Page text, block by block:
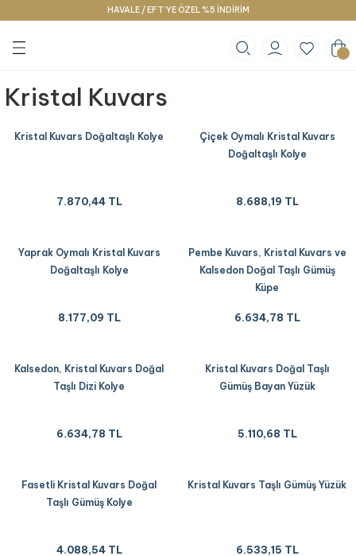
HAVALE / EFT’YE ÖZEL %5 İNDİRİM
Geri Dön
Geri Dön
Geri Dön
Kristal Kuvars
Kristal Kuvars Doğaltaşlı Kolye
7.870,44 TL
Çiçek Oymalı Kristal Kuvars
Doğaltaşlı Kolye
8.688,19 TL
Yaprak Oymalı Kristal Kuvars
Doğaltaşlı Kolye
8.177,09 TL
Pembe Kuvars, Kristal Kuvars ve
Kalsedon Doğal Taşlı Gümüş
Küpe
6.634,78 TL
Kalsedon, Kristal Kuvars Doğal
Taşlı Dizi Kolye
6.634,78 TL
Kristal Kuvars Doğal Taşlı
Gümüş Bayan Yüzük
5.110,68 TL
Fasetli Kristal Kuvars Doğal
Taşlı Gümüş Kolye
4.088,54 TL
Kristal Kuvars Taşlı Gümüş Yüzük
6.533,15 TL